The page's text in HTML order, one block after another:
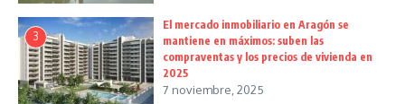
3
El mercado inmobiliario en Aragón se
mantiene en máximos: suben las
compraventas y los precios de vivienda en
2025
7 noviembre, 2025